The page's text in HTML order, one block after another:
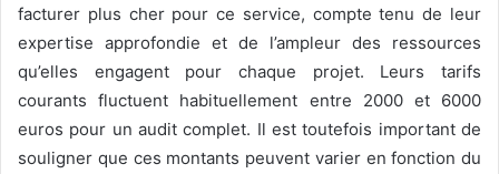
facturer plus cher pour ce service, compte tenu de leur
expertise approfondie et de l’ampleur des ressources
qu’elles engagent pour chaque projet. Leurs tarifs
courants fluctuent habituellement entre 2000 et 6000
euros pour un audit complet. Il est toutefois important de
souligner que ces montants peuvent varier en fonction du